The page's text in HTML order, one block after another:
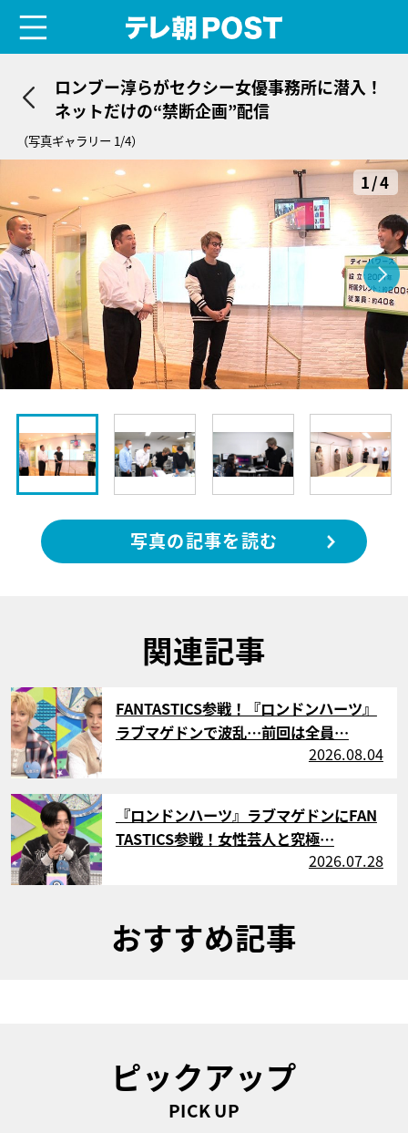
ロンブー淳らがセクシー女優事務所に潜入！
ネットだけの“禁断企画”配信
（写真ギャラリー 1/4）
1/4
写真の記事を読む
関連記事
サムネイル
FANTASTICS参戦！『ロンドンハーツ』
ラブマゲドンで波乱…前回は全員…
2026.08.04
サムネイル
『ロンドンハーツ』ラブマゲドンにFAN
TASTICS参戦！女性芸人と究極…
2026.07.28
おすすめ記事
ピックアップ
PICK UP